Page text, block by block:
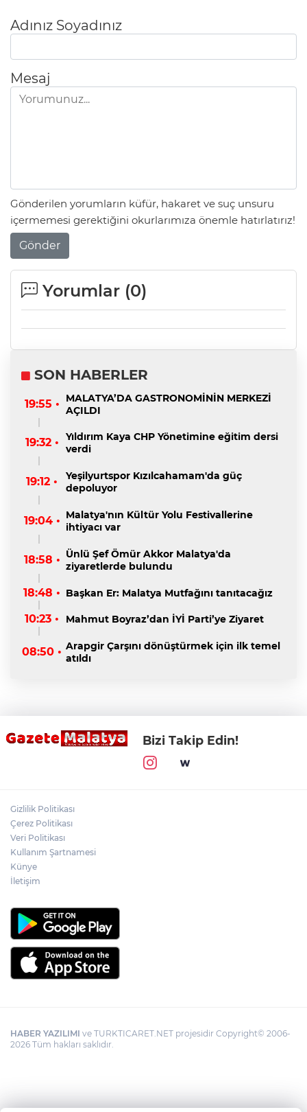
Adınız Soyadınız
Mesaj
Gönderilen yorumların küfür, hakaret ve suç unsuru
içermemesi gerektiğini okurlarımıza önemle hatırlatırız!
Gönder
Yorumlar (0)
SON HABERLER
19:55 •
MALATYA’DA GASTRONOMİNİN MERKEZİ
AÇILDI
19:32 •
Yıldırım Kaya CHP Yönetimine eğitim dersi
verdi
19:12 •
Yeşilyurtspor Kızılcahamam'da güç
depoluyor
19:04 • Malatya'nın Kültür Yolu Festivallerine
ihtiyacı var
18:58 • Ünlü Şef Ömür Akkor Malatya'da
ziyaretlerde bulundu
18:48 • Başkan Er: Malatya Mutfağını tanıtacağız
10:23 • Mahmut Boyraz’dan İYİ Parti’ye Ziyaret
08:50 • Arapgir Çarşını dönüştürmek için ilk temel
atıldı
Bizi Takip Edin!
Gizlilik Politikası
Çerez Politikası
Veri Politikası
Kullanım Şartnamesi
Künye
İletişim
HABER YAZILIMI ve TURKTICARET.NET projesidir Copyright© 2006-
2026 Tüm hakları saklıdır.